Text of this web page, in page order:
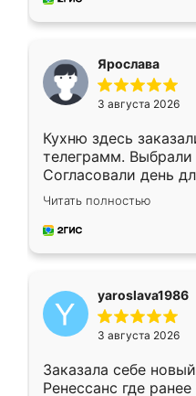
Ярослава
3 августа 2026
Кухню здесь
телеграмм.
Согласовали день
недели кухня была
довольны работой.
мебель за
Читать полностью
yaroslava1986
3 августа 2026
Заказала себе
Ренессанс где